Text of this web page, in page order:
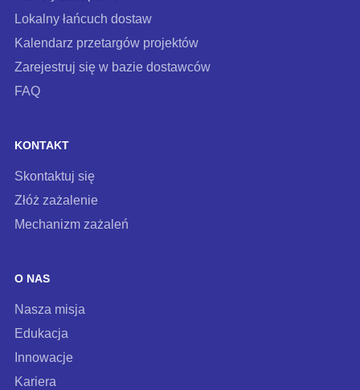
Lokalny łańcuch dostaw
Kalendarz przetargów projektów
Zarejestruj się w bazie dostawców
FAQ
KONTAKT
Skontaktuj się
Złóż zażalenie
Mechanizm zażaleń
O NAS
Nasza misja
Edukacja
Innowacje
Kariera